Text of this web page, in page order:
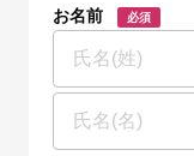
お名前 必須